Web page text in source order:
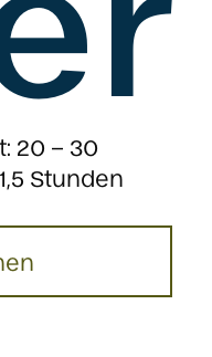
20 – 30
Stunden